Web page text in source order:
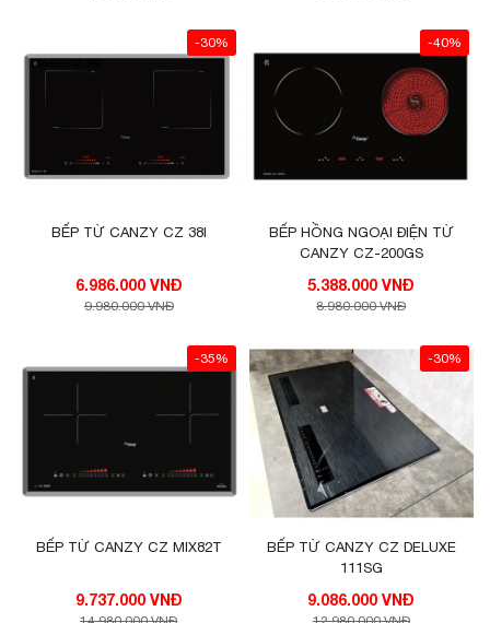
-30%
BẾP TỪ CANZY CZ 38I
6.986.000 VNĐ
9.980.000 VNĐ
-40%
BẾP HỒNG NGOẠI ĐIỆN TỪ
CANZY CZ-200GS
5.388.000 VNĐ
8.980.000 VNĐ
-35%
BẾP TỪ CANZY CZ MIX82T
9.737.000 VNĐ
-30%
BẾP TỪ CANZY CZ DELUXE
111SG
9.086.000 VNĐ